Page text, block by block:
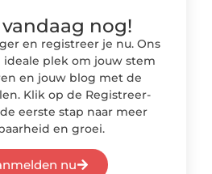
nog!
en registreer je nu. Ons
ideale plek om jouw stem
en jouw blog met de
Klik op de Registreer-
eerste stap naar meer
en groei.
nu